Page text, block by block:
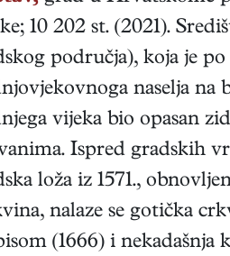
10 202 st. (2021).
područja), koja je
naselja
vijeka bio opasan
Ispred gradskih
loža iz 1571.,
nalaze se gotička
(1666) i nekadašnja